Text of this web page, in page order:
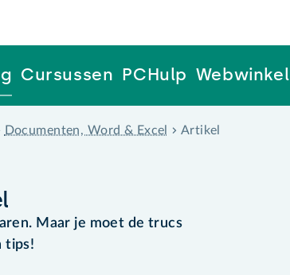
Cursussen PCHulp Webwinkel
Documenten, Word & Excel Artikel
Maar je moet de trucs
tips!